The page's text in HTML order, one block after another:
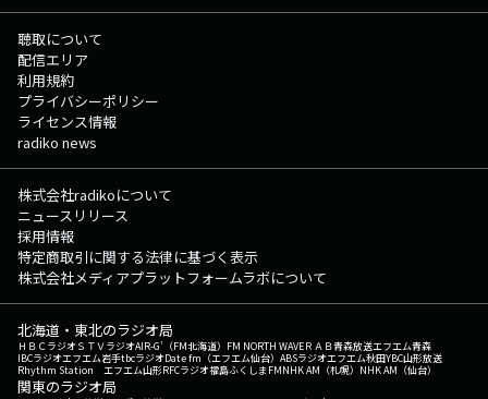
聴取について
配信エリア
利用規約
プライバシーポリシー
ライセンス情報
radiko news
株式会社radikoについて
ニュースリリース
採用情報
特定商取引に関する法律に基づく表示
株式会社メディアプラットフォームラボについて
北海道・東北のラジオ局
ＨＢＣラジオＳＴＶラジオAIR-G'（FM北海道） FM NORTH WAVEＲＡＢ青森放送エフエム青森
IBCラジオエフエム岩手tbcラジオDate fm（エフエム仙台） ABSラジオエフエム秋田YBC山形放送
Rhythm Station エフエム山形RFCラジオ福島ふくしまFMNHK AM（札幌） NHK AM（仙台）
関東のラジオ局